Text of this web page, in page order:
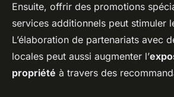
Ensuite, offrir des promotions
services additionnels peut stimuler
L’élaboration de partenariats avec
locales peut aussi augmenter l’
propriété à travers des